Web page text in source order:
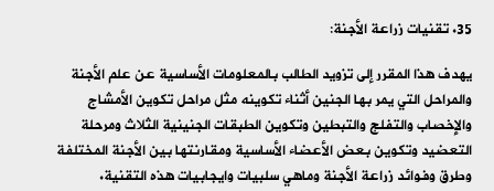
تقنيات زراعة الأجنة:
يهدف هذا المقرر إلى تزويد الطالب بالمعلومات الأساسية عن علم الأجنة
والمراحل التي يمر بها الجنين أثناء تكوينه مثل مراحل تكوين الأمشاج
والإخصاب والتفلج والتبطين وتكوين الطبقات الجنينية الثلاث ومرحلة
التعضيد وتكوين بعض الأعضاء الأساسية ومقارنتها بين الأجنة المختلفة
وطرق وفوائد زراعة الأجنة وماهي سلبيات وايجابيات هذه التقنية.